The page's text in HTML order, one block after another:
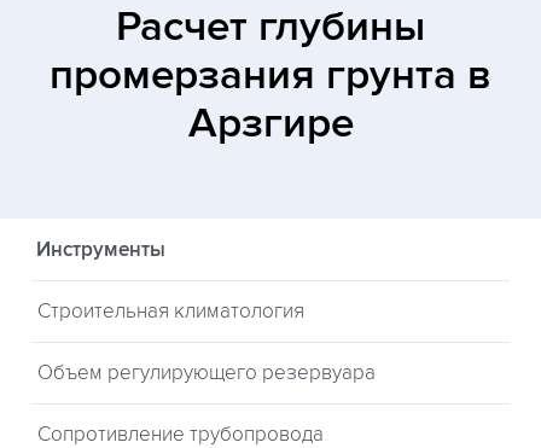
Расчет глубины
промерзания грунта в
Арзгире
Инструменты
Строительная климатология
Объем регулирующего резервуара
Сопротивление трубопровода